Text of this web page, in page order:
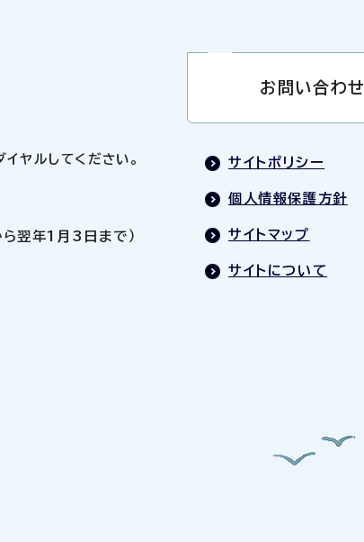
ルしてください。
翌年1月3日まで）
お問い合わせ
サイトポリシー
個人情報保護方針
サイトマップ
サイトについて